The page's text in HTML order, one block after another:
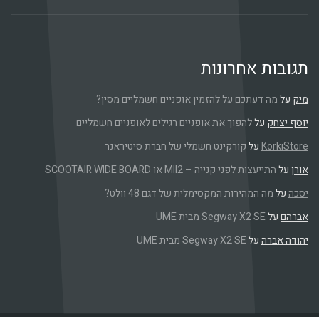
תגובות אחרונות
מיקעלמה דעתכם על להזמין אופניים חשמליים מסין?
יוסף יצחקעללהפוך את אופניים רגילים לאופניים חשמליים
KorkiStoreעלקורקינט חשמלי של חברת סיטיראנר
אורןעלהתייעצות לפני קנייה – MII2 או SCOOTAIR WIDE BOARD
יסכהעלמה המהירות המקסימלית של דגם 48 וולט?
אברהםעלSegway X2 SE מבית UME
יהודה אברהעלSegway X2 SE מבית UME